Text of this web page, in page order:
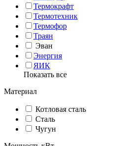
Термокрафт
Термотехник
Термофор
Траян
Эван
Энергия
ЯИК
Показать все
Материал
Котловая сталь
Сталь
Чугун